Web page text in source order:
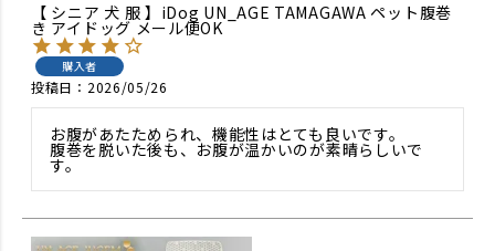
【 シニア 犬 服 】iDog UN_AGE TAMAGAWA ペット腹巻
き アイドッグ メール便OK
購入者
投稿日 2026/05/26
お腹があたためられ、機能性はとても良いです。
腹巻を脱いた後も、お腹が温かいのが素晴らしいで